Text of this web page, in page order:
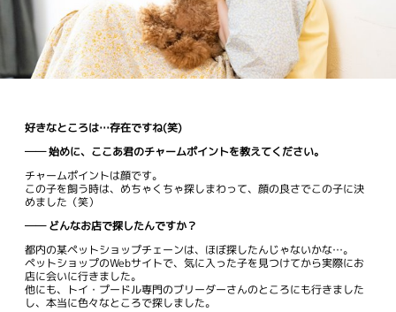
好きなところは…存在ですね(笑)
── 始めに、ここあ君のチャームポイントを教えてください。
チャームポイントは顔です。
この子を飼う時は、めちゃくちゃ探しまわって、顔の良さでこの子に決
めました（笑）
── どんなお店で探したんですか？
都内の某ペットショップチェーンは、ほぼ探したんじゃないかな…。
ペットショップのWebサイトで、気に入った子を見つけてから実際にお
店に会いに行きました。
他にも、トイ・プードル専門のブリーダーさんのところにも行きました
し、本当に色々なところで探しました。